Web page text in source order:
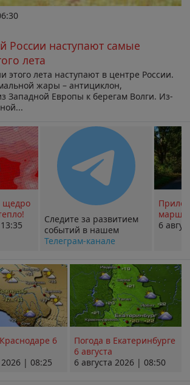
России наступают самые
лета
этого лета наступают в центре России.
жары – антициклон,
Западной Европы к берегам Волги. Из-
щедро
Следите за развитием
событий в нашем
Телеграм-канале
6
6
2026 | 08:25
Погода в Екатеринбурге
6 августа
6 августа 2026 | 08:50